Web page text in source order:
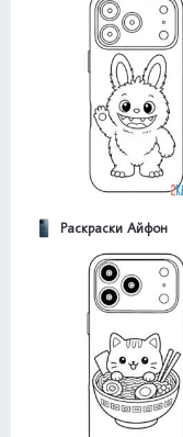
Раскраски Айфон